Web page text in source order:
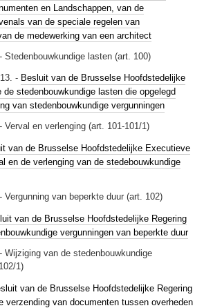
en Landschappen, van de
van de speciale regelen van
de medewerking van een architect
Stedenbouwkundige lasten (art. 100)
- Besluit van de Brusselse Hoofdstedelijke
de stedenbouwkundige lasten die opgelegd
van stedenbouwkundige vergunningen
Verval en verlenging (art. 101-101/1)
van de Brusselse Hoofdstedelijke Executieve
en de verlenging van de stedebouwkundige
Vergunning van beperkte duur (art. 102)
van de Brusselse Hoofdstedelijke Regering
vergunningen van beperkte duur
Wijziging van de stedenbouwkundige
1)
van de Brusselse Hoofdstedelijke Regering
verzending van documenten tussen overheden